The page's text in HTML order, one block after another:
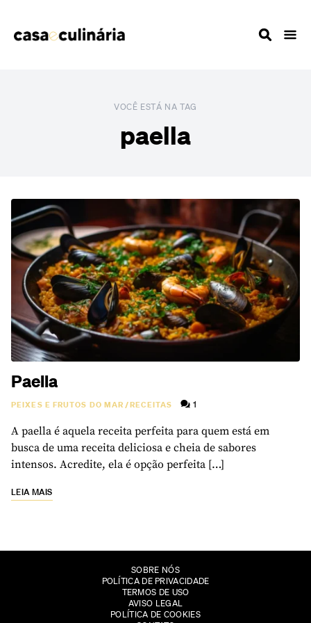
VOCÊ ESTÁ NA TAG
paella
Paella
PEIXES E FRUTOS DO MAR/RECEITAS 1
A paella é aquela receita perfeita para quem está em
busca de uma receita deliciosa e cheia de sabores
intensos. Acredite, ela é opção perfeita […]
LEIA MAIS
SOBRE NÓS
POLÍTICA DE PRIVACIDADE
TERMOS DE USO
AVISO LEGAL
POLÍTICA DE COOKIES